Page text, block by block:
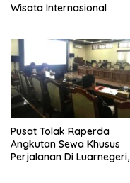
Wisata Internasional
Pusat Tolak Raperda
Angkutan Sewa Khusus
Perjalanan Di Luarnegeri,